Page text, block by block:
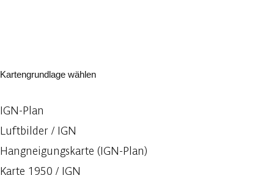
Kartengrundlage wählen
IGN-Plan
Luftbilder / IGN
Hangneigungskarte (IGN-Plan)
Karte 1950 / IGN